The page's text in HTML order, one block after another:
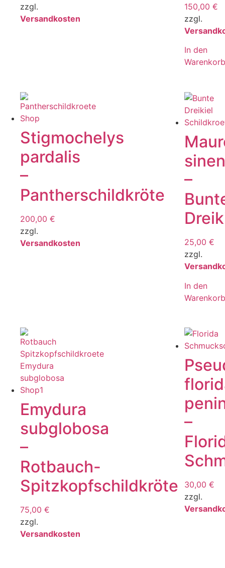
zzgl.
Versandkosten
150,00€
zzgl.
In den
Stigmochelys
pardalis
–
Pantherschildkröte
200,00 €
zzgl.
Versandkosten
–
25,00€
zzgl.
In den
Emydura
subglobosa
–
Rotbauch-
Spitzkopfschildkröte
75,00 €
zzgl.
Versandkosten
–
30,00€
zzgl.